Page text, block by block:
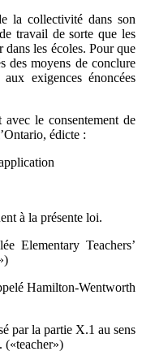
la collectivité dans son
travail de sorte que les
dans les écoles. Pour que
des moyens de conclure
exigences énoncées
le consentement de
édicte :
à la présente loi.
Elementary Teachers’
Hamilton-Wentworth
par la partie X.1 au sens
. («teacher»)